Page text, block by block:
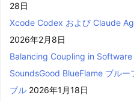
28日
Xcode Codex および Claude
2026年2月8日
Balancing Coupling in
SoundsGood BlueFlame ブル
ブル 2026年1月18日